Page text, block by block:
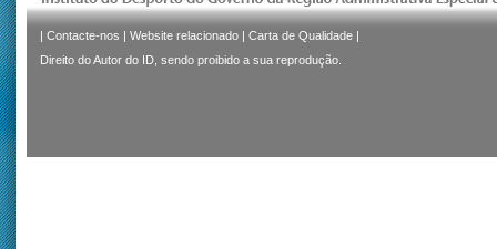
| Contacte-nos | Website relacionado | Carta de Qualidade |
Direito do Autor do ID, sendo proibido a sua reprodução.